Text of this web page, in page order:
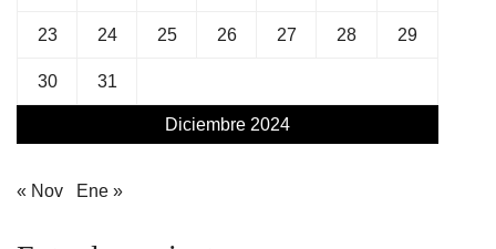
Diciembre 2024
23 24 25 26 27 28 29
30 31
« Nov Ene »